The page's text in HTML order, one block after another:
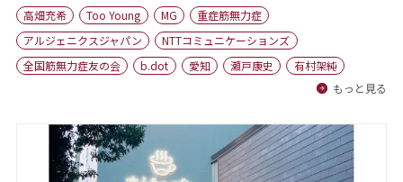
出版物
会社概要
高畑充希 Too Young MG
重症筋無力症
アルジェニクスジャパン
NTTコミュニケーションズ
全国筋無力症友の会
b.dot 愛知 瀬戸康史
有村架純
もっと見る